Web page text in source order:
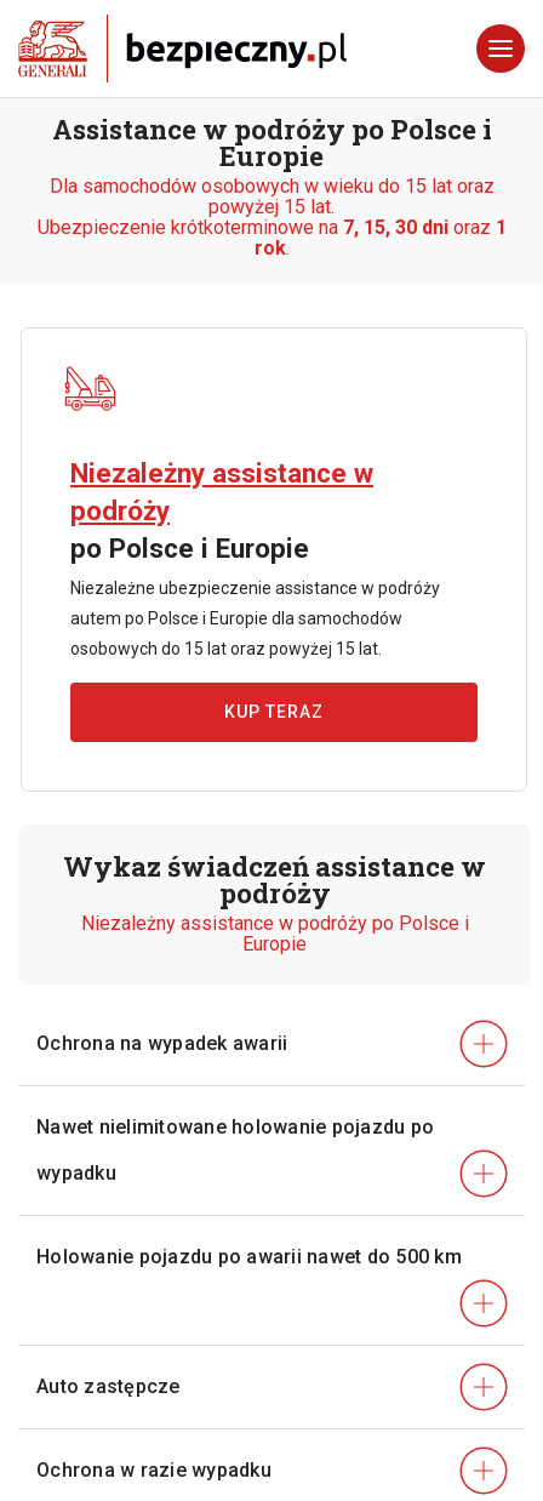
Assistance w podróży po Polsce i
Europie
Dla samochodów osobowych w wieku do 15 lat oraz
powyżej 15 lat.
Ubezpieczenie krótkoterminowe na 7, 15, 30 dnioraz 1
rok.
Niezależny assistance w
podróży
po Polsce i Europie
Niezależne ubezpieczenie assistance w podróży
autem po Polsce i Europie dla samochodów
osobowych do 15 lat oraz powyżej 15 lat.
KUP TERAZ
Wykaz świadczeń assistance w
podróży
Niezależny assistance w podróży po Polsce i
Europie
Ochrona na wypadek awarii
Nawet nielimitowane holowanie pojazdu po
wypadku
Holowanie pojazdu po awarii nawet do 500 km
Auto zastępcze
Ochrona w razie wypadku